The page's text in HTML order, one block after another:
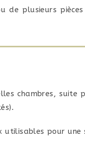
de plusieurs
chambres, suite
pour une